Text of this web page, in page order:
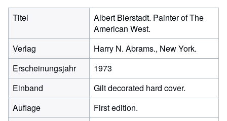
Titel
Albert Bierstadt. Painter of The
American West.
Verlag
Harry N. Abrams., New York.
Erscheinungsjahr
1973
Einband
Gilt decorated hard cover.
Auflage
First edition.